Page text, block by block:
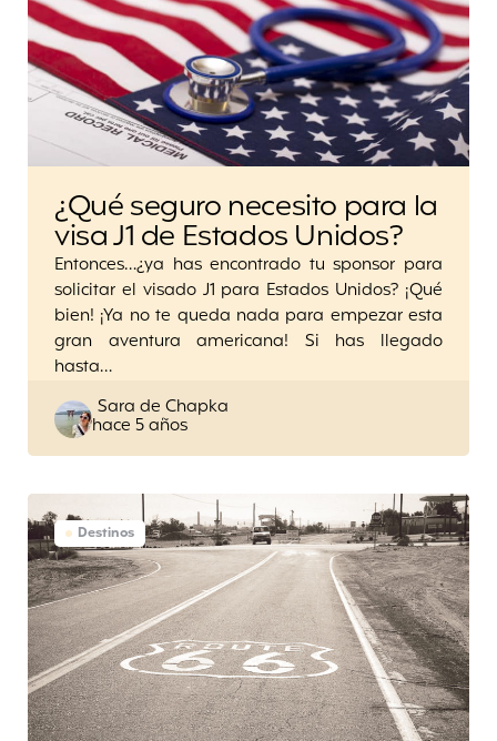
¿Qué seguro necesito para la
visa J1 de Estados Unidos?
Entonces…¿ya has encontrado tu sponsor para
solicitar el visado J1 para Estados Unidos? ¡Qué
bien! ¡Ya no te queda nada para empezar esta
gran aventura americana! Si has llegado
hasta…
Posted
by
Sara de Chapka
hace 5 años
Destinos